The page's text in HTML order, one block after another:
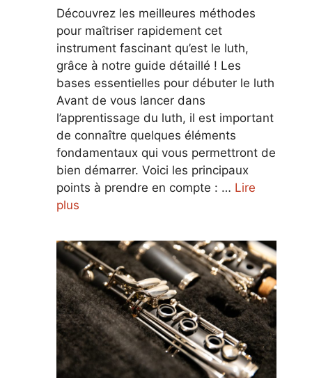
Découvrez les meilleures méthodes
pour maîtriser rapidement cet
instrument fascinant qu’est le luth,
grâce à notre guide détaillé ! Les
bases essentielles pour débuter le luth
Avant de vous lancer dans
l’apprentissage du luth, il est important
de connaître quelques éléments
fondamentaux qui vous permettront de
bien démarrer. Voici les principaux
points à prendre en compte : … Lire
plus